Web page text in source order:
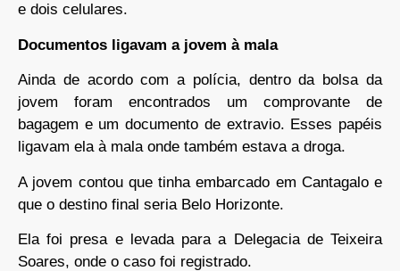
e dois celulares.
Documentos ligavam a jovem à mala
Ainda de acordo com a polícia, dentro da bolsa da
jovem foram encontrados um comprovante de
bagagem e um documento de extravio. Esses papéis
ligavam ela à mala onde também estava a droga.
A jovem contou que tinha embarcado em Cantagalo e
que o destino final seria Belo Horizonte.
Ela foi presa e levada para a Delegacia de Teixeira
Soares, onde o caso foi registrado.